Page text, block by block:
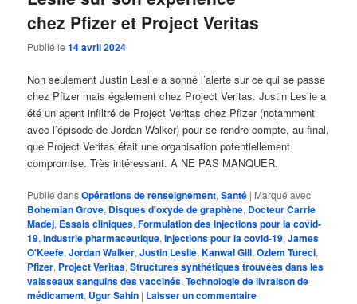
chez Pfizer et Project Veritas
Publié le14 avril 2024
Non seulement Justin Leslie a sonné l’alerte sur ce qui se passe
chez Pfizer mais également chez Project Veritas. Justin Leslie a
été un agent infiltré de Project Veritas chez Pfizer (notamment
avec l’épisode de Jordan Walker) pour se rendre compte, au final,
que Project Veritas était une organisation potentiellement
compromise. Très intéressant. À NE PAS MANQUER.
Publié dansOpérations de renseignement,Santé | Marqué avec
Bohemian Grove, Disques d'oxyde de graphène, Docteur Carrie
Madej, Essais cliniques,Formulation des injections pour la covid-
19,Industrie pharmaceutique,Injections pour la covid-19,James
O'Keefe,Jordan Walker,Justin Leslie,Kanwal Gill,Ozlem Tureci,
Pfizer, Project Veritas,Structures synthétiques trouvées dans les
vaisseaux sanguins des vaccinés,Technologie de livraison de
médicament, Ugur Sahin | Laisser un commentaire